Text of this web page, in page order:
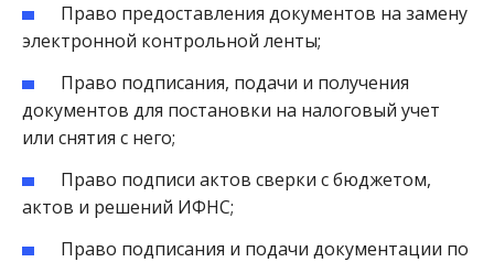
Право предоставления документов на замену
электронной контрольной ленты;
Право подписания, подачи и получения
документов для постановки на налоговый учет
или снятия с него;
Право подписи актов сверки с бюджетом,
актов и решений ИФНС;
Право подписания и подачи документации по